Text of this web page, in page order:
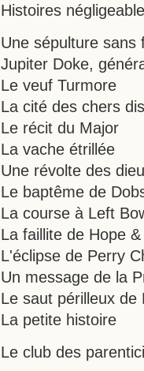
Histoires
Une sépulture sans
Jupiter Doke,
Le veuf Turmore
La cité des chers
Le récit du Major
La vache étrillée
Une révolte des
Le baptême de
La course à Left
La faillite de Hope
L'éclipse de Perry
Un message de la
Le saut périlleux de
La petite histoire
Le club des